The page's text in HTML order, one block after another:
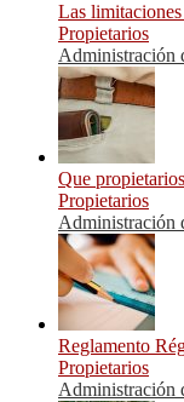
Las
Propietarios
Administración
Que
Propietarios
Administración
Reglamento
Propietarios
Administración